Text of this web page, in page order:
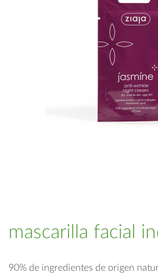
mascarilla facial
90% de ingredientes de origen